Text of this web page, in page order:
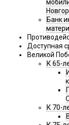
Банк
Доступная
Великой
К 65-
К 70-